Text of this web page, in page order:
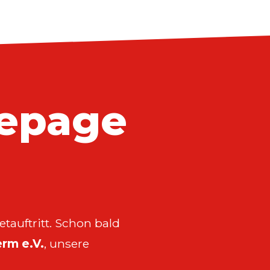
Schon bald
e.V., unsere